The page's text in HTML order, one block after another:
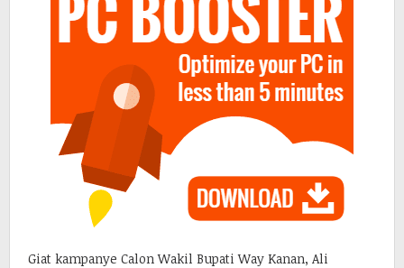
Giat kampanye Calon Wakil Bupati Way Kanan, Ali